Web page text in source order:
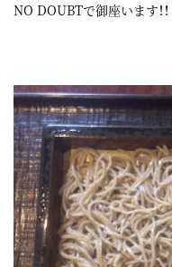
NO DOUBTで御座います！！